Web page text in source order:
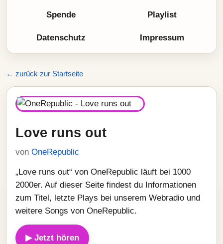
Spende Playlist
Datenschutz Impressum
← zurück zur Startseite
Love runs out
von OneRepublic
„Love runs out“ von OneRepublic läuft bei 1000
2000er. Auf dieser Seite findest du Informationen
zum Titel, letzte Plays bei unserem Webradio und
weitere Songs von OneRepublic.
▶ Jetzt hören